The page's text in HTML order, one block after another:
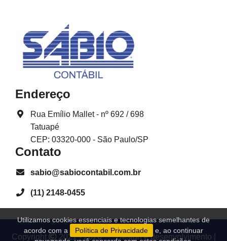
Utilizamos cookies essenciais e tecnologias semelhantes de
acordo com a
Política de Privacidade
e, ao continuar
Endereço
Rua Emílio Mallet - nº 692 / 698
Tatuapé
CEP: 03320-000 - São Paulo/SP
Contato
sabio@sabiocontabil.com.br
(11) 2148-0455
Copyright 2021 - 2026 Design e desenvolvimento